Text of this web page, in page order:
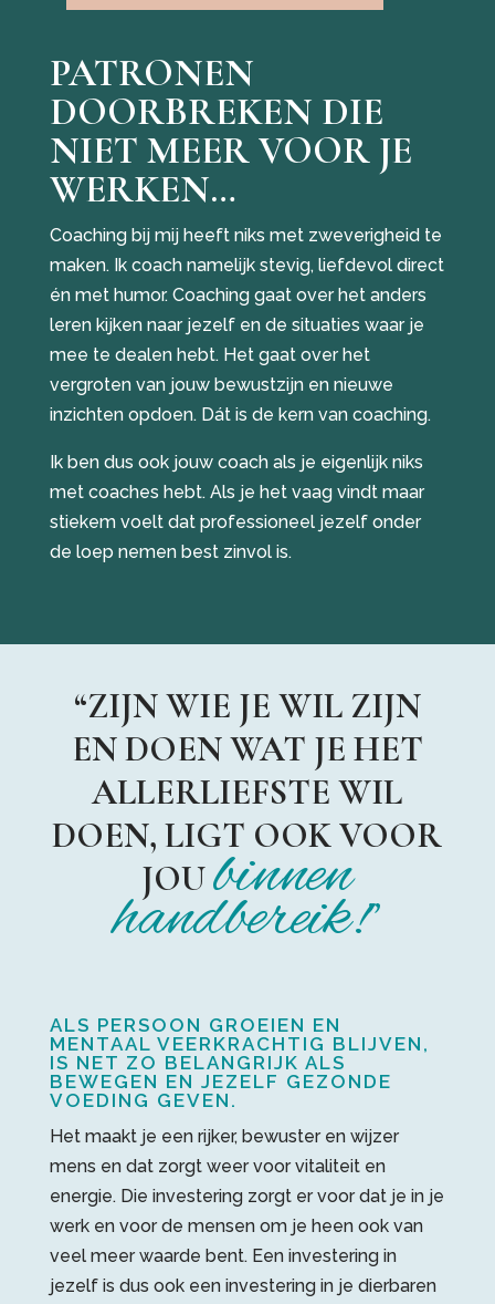
PATRONEN
DOORBREKEN DIE
NIET MEER VOOR JE
WERKEN…
Coaching bij mij heeft niks met zweverigheid te
maken. Ik coach namelijk stevig, liefdevol direct
én met humor. Coaching gaat over het anders
leren kijken naar jezelf en de situaties waar je
mee te dealen hebt. Het gaat over het
vergroten van jouw bewustzijn en nieuwe
inzichten opdoen. Dát is de kern van coaching.
Ik ben dus ook jouw coach als je eigenlijk niks
met coaches hebt. Als je het vaag vindt maar
stiekem voelt dat professioneel jezelf onder
de loep nemen best zinvol is.
“ZIJN WIE JE WIL ZIJN
EN DOEN WAT JE HET
ALLERLIEFSTE WIL
DOEN, LIGT OOK VOOR
JOUbinnen
handbereik!”
ALS PERSOON GROEIEN EN
MENTAAL VEERKRACHTIG BLIJVEN,
IS NET ZO BELANGRIJK ALS
BEWEGEN EN JEZELF GEZONDE
VOEDING GEVEN.
Het maakt je een rijker, bewuster en wijzer
mens en dat zorgt weer voor vitaliteit en
energie. Die investering zorgt er voor dat je in je
werk en voor de mensen om je heen ook van
veel meer waarde bent. Een investering in
jezelf is dus ook een investering in je dierbaren